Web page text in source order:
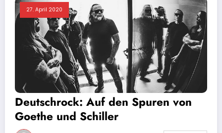
27. April 2020
Deutschrock: Auf den Spuren von
Goethe und Schiller